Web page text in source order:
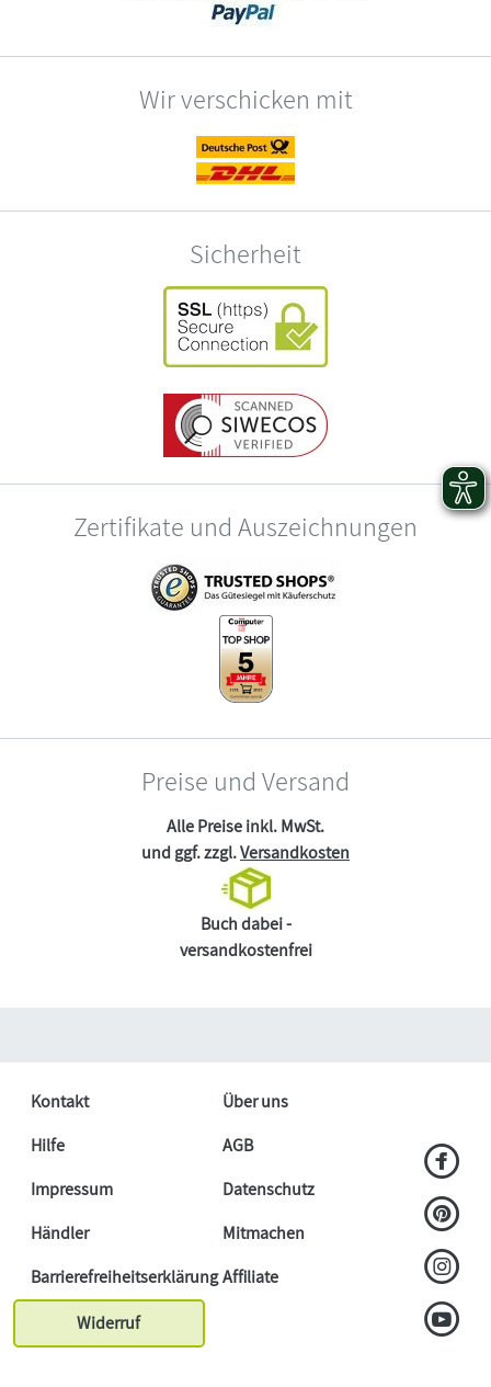
Wir verschicken mit
Sicherheit
Zertifikate und Auszeichnungen
Preise und Versand
Alle Preise inkl. MwSt.
und ggf. zzgl.Versandkosten
Buch dabei -
versandkostenfrei
Kontakt
Über uns
Hilfe
AGB
Impressum
Datenschutz
Händler
Mitmachen
BarrierefreiheitserklärungAffiliate
Widerruf